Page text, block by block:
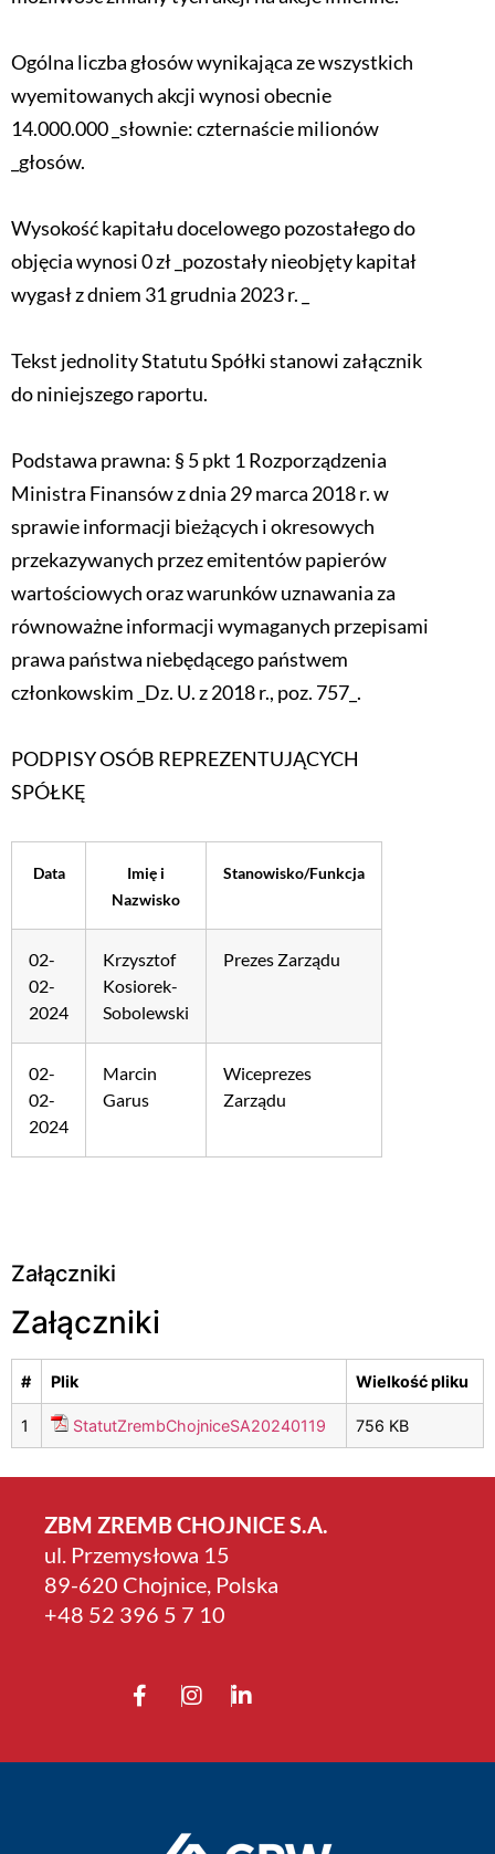
Ogólna liczba głosów wynikająca ze wszystkich
wyemitowanych akcji wynosi obecnie
14.000.000 _słownie: czternaście milionów
_głosów.
Wysokość kapitału docelowego pozostałego do
objęcia wynosi 0 zł _pozostały nieobjęty kapitał
wygasł z dniem 31 grudnia 2023 r. _
Tekst jednolity Statutu Spółki stanowi załącznik
do niniejszego raportu.
Podstawa prawna: § 5 pkt 1 Rozporządzenia
Ministra Finansów z dnia 29 marca 2018 r. w
sprawie informacji bieżących i okresowych
przekazywanych przez emitentów papierów
wartościowych oraz warunków uznawania za
równoważne informacji wymaganych przepisami
prawa państwa niebędącego państwem
członkowskim _Dz. U. z 2018 r., poz. 757_.
PODPISY OSÓB REPREZENTUJĄCYCH
SPÓŁKĘ
Data
Imię i
Nazwisko
Stanowisko/Funkcja
02-
02-
2024
Krzysztof
Kosiorek-
Sobolewski
Prezes Zarządu
02-
02-
2024
Marcin
Garus
Wiceprezes
Zarządu
Załączniki
Załączniki
# Plik Wielkość pliku
1 StatutZrembChojniceSA20240119 756 KB
ZBM ZREMB CHOJNICE S.A.
ul. Przemysłowa 15
89-620 Chojnice, Polska
+4­8 52 396 5 7 10